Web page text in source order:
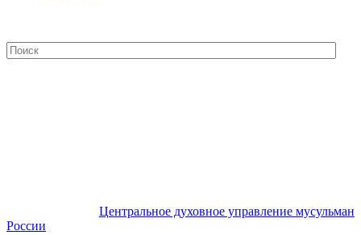
Центральное духовное управление мусульман
России